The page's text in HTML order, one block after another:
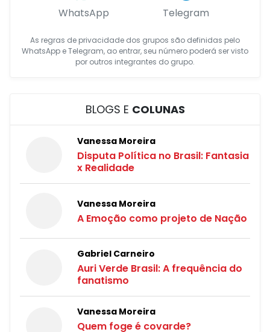
WhatsApp Telegram
As regras de privacidade dos grupos são definidas pelo
WhatsApp e Telegram, ao entrar, seu número poderá ser visto
por outros integrantes do grupo.
BLOGS E COLUNAS
Vanessa Moreira
Disputa Política no Brasil: Fantasia
x Realidade
Vanessa Moreira
A Emoção como projeto de Nação
Gabriel Carneiro
Auri Verde Brasil: A frequência do
fanatismo
Vanessa Moreira
Quem foge é covarde?